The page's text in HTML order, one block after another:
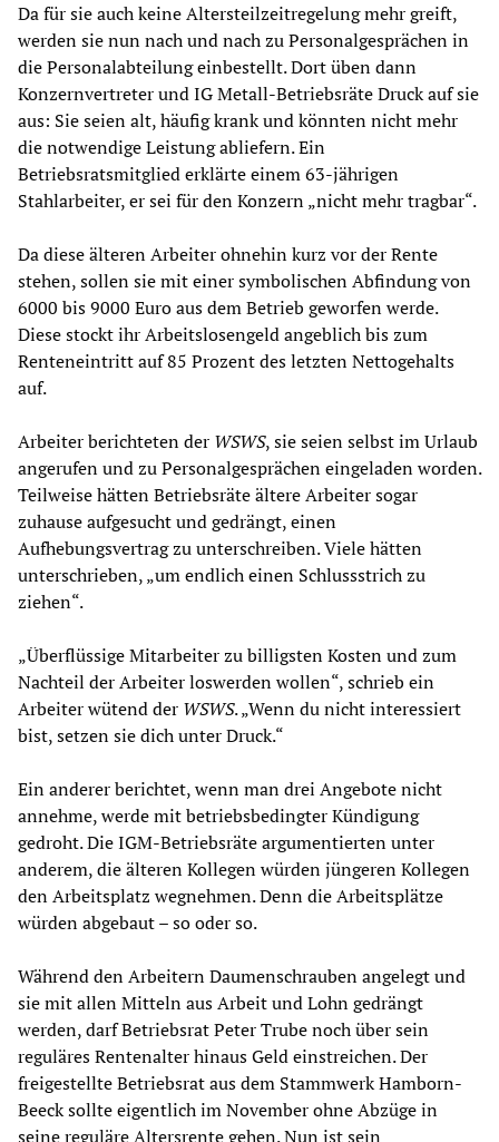
Da für sie auch keine Altersteilzeitregelung mehr greift,
werden sie nun nach und nach zu Personalgesprächen in
die Personalabteilung einbestellt. Dort üben dann
Konzernvertreter und IG Metall-Betriebsräte Druck auf sie
aus: Sie seien alt, häufig krank und könnten nicht mehr
die notwendige Leistung abliefern. Ein
Betriebsratsmitglied erklärte einem 63-jährigen
Stahlarbeiter, er sei für den Konzern „nicht mehr tragbar“.
Da diese älteren Arbeiter ohnehin kurz vor der Rente
stehen, sollen sie mit einer symbolischen Abfindung von
6000 bis 9000 Euro aus dem Betrieb geworfen werde.
Diese stockt ihr Arbeitslosengeld angeblich bis zum
Renteneintritt auf 85 Prozent des letzten Nettogehalts
auf.
Arbeiter berichteten der WSWS, sie seien selbst im Urlaub
angerufen und zu Personalgesprächen eingeladen worden.
Teilweise hätten Betriebsräte ältere Arbeiter sogar
zuhause aufgesucht und gedrängt, einen
Aufhebungsvertrag zu unterschreiben. Viele hätten
unterschrieben, „um endlich einen Schlussstrich zu
ziehen“.
„Überflüssige Mitarbeiter zu billigsten Kosten und zum
Nachteil der Arbeiter loswerden wollen“, schrieb ein
Arbeiter wütend der WSWS. „Wenn du nicht interessiert
bist, setzen sie dich unter Druck.“
Ein anderer berichtet, wenn man drei Angebote nicht
annehme, werde mit betriebsbedingter Kündigung
gedroht. Die IGM-Betriebsräte argumentierten unter
anderem, die älteren Kollegen würden jüngeren Kollegen
den Arbeitsplatz wegnehmen. Denn die Arbeitsplätze
würden abgebaut – so oder so.
Während den Arbeitern Daumenschrauben angelegt und
sie mit allen Mitteln aus Arbeit und Lohn gedrängt
werden, darf Betriebsrat Peter Trube noch über sein
reguläres Rentenalter hinaus Geld einstreichen. Der
freigestellte Betriebsrat aus dem Stammwerk Hamborn-
Beeck sollte eigentlich im November ohne Abzüge in
seine reguläre Altersrente gehen. Nun ist sein